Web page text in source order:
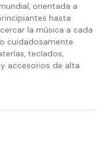
orientada a
hasta
la música a cada
cuidadosamente
teclados,
accesorios de alta